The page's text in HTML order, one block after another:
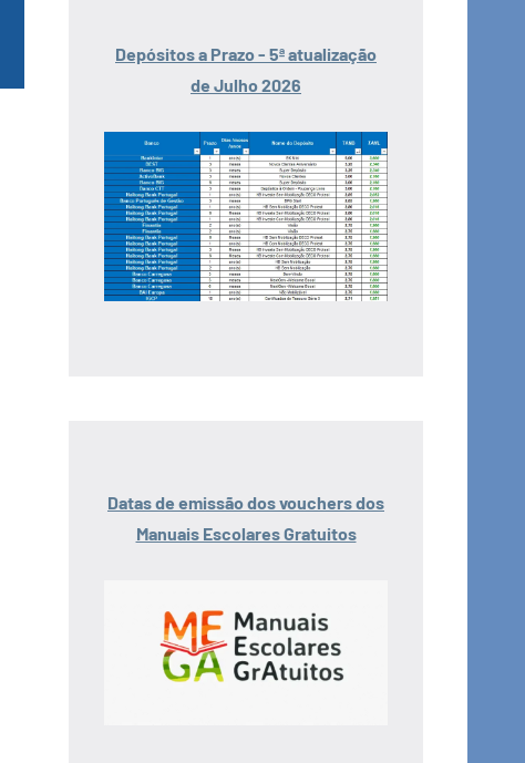
Depósitos a Prazo - 5ª atualização
de Julho 2026
Datas de emissão dos vouchers dos
Manuais Escolares Gratuitos